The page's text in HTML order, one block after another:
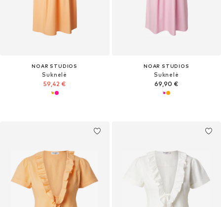
NOAR STUDIOS
Suknelė
59,42 €
NOAR STUDIOS
Suknelė
69,90 €